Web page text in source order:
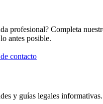
profesional? Completa
antes posible.
contacto
y guías legales informativas.